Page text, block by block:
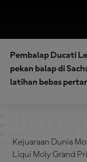
Pembalap Ducati
pekan balap di
latihan bebas
Kejuaraan Dunia
Liqui Moly Grand